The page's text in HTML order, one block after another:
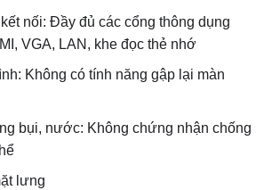
nối: Đầy đủ các cổng thông dụng
VGA, LAN, khe đọc thẻ nhớ
Không có tính năng gập lại màn
bụi, nước: Không chứng nhận chống
lưng